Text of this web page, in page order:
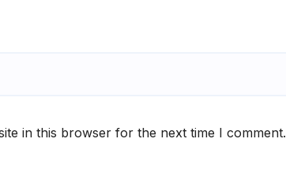
in this browser for the next time I comment.